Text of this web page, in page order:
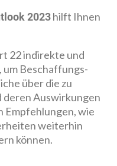
2023hilft Ihnen
22 indirekte und
Beschaffungs-
über die zu
Auswirkungen
Empfehlungen, wie
weiterhin
können.